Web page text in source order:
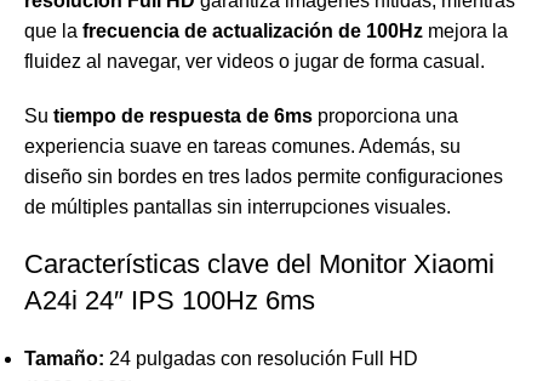
que la frecuencia de actualización de 100Hz mejora la
fluidez al navegar, ver videos o jugar de forma casual.
Su tiempo de respuesta de 6ms proporciona una
experiencia suave en tareas comunes. Además, su
diseño sin bordes en tres lados permite configuraciones
de múltiples pantallas sin interrupciones visuales.
Características clave del Monitor Xiaomi
A24i 24″ IPS 100Hz 6ms
Tamaño: 24 pulgadas con resolución Full HD